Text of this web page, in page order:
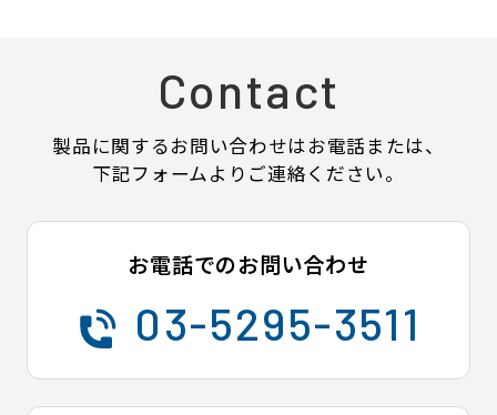
Contact
製品に関するお問い合わせはお電話または、
下記フォームよりご連絡ください。
お電話でのお問い合わせ
03-5295-3511